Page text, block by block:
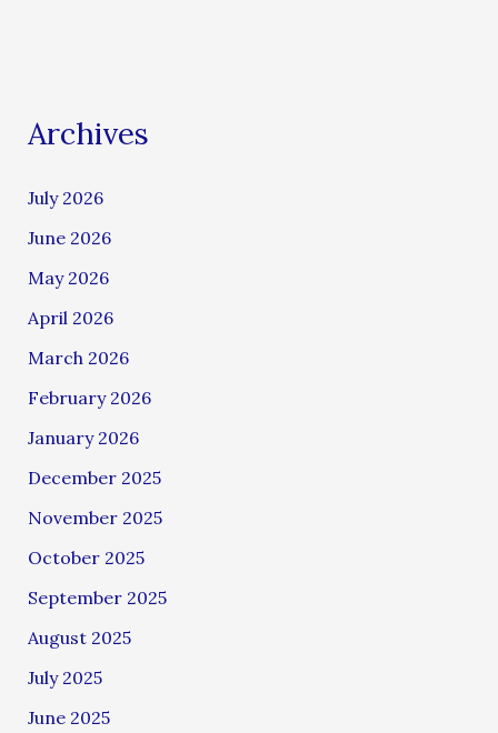
Archives
July 2026
June 2026
May 2026
April 2026
March 2026
February 2026
January 2026
December 2025
November 2025
October 2025
September 2025
August 2025
July 2025
June 2025